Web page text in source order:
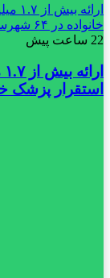
خانواده در ۶۴ شهرستان
22 ساعت پیش
استقرار پزشک خانواده